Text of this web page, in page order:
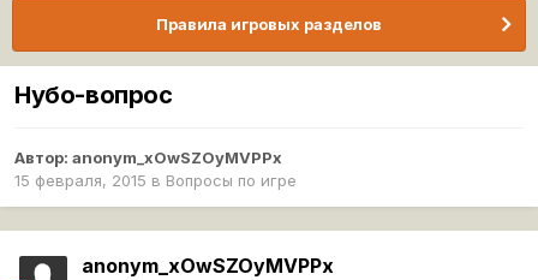
Правила игровых разделов
Нубо-вопрос
Автор: anonym_xOwSZOyMVPPx
15 февраля, 2015 в Вопросы по игре
anonym_xOwSZOyMVPPx